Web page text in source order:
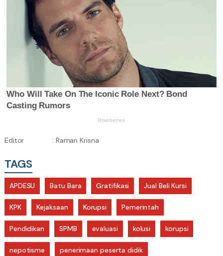
Editor : Raman Krisna
TAGS
APDESU Batu Bara Gratifikasi Jual Beli Kursi
KPK Kejaksaan Korupsi Pemerintah
Pendidikan SPMB evaluasi kolusi korupsi
nepotisme penerimaan peserta didik